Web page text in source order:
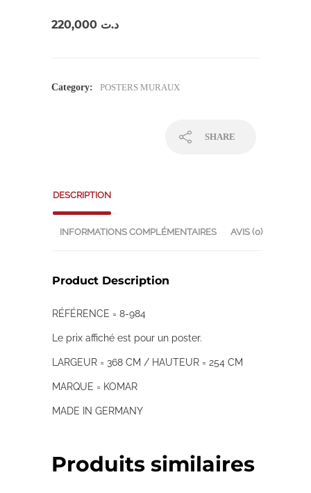
د.ت
Category: POSTERS MURAUX
SHARE
DESCRIPTION
INFORMATIONS COMPLÉMENTAIRES AVIS (0)
Product Description
RÉFÉRENCE = 8-984
Le prix affiché est pour un poster.
LARGEUR = 368 CM / HAUTEUR = 254 CM
MARQUE = KOMAR
MADE IN GERMANY
Produits similaires